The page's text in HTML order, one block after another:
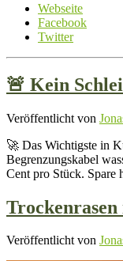
Webseite
Facebook
Twitter
🚨 Kein
Veröffentlicht von
🚀 Das Wichtigste in
Begrenzungskabel
Cent pro Stück.
Veröffentlicht von